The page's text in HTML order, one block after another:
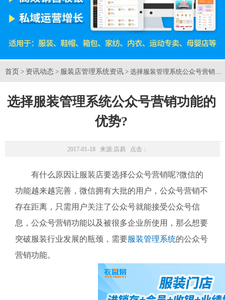
首页 > 资讯动态 > 服装店管理系统资讯 > 选择服装管理系统公众号营销功
选择服装管理系统公众号营销功能的
优势?
2017-01-18 来源:店易 点击：
有什么原因让服装店要选择公众号营销呢?微信的
功能越来越完善，微信拥有大批的用户，公众号营销不
存在距离，只需用户关注了公众号就能接受公众号信
息，公众号营销功能以及被很多企业所使用，那么想要
突破服装行业发展的瓶颈，需要服装管理系统的公众号
营销功能。